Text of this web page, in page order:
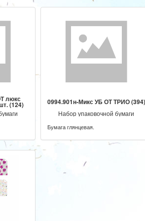
люкс
(124) 0994.901н-Микс УБ ОТ ТРИО (394)
Бумага глянцевая.